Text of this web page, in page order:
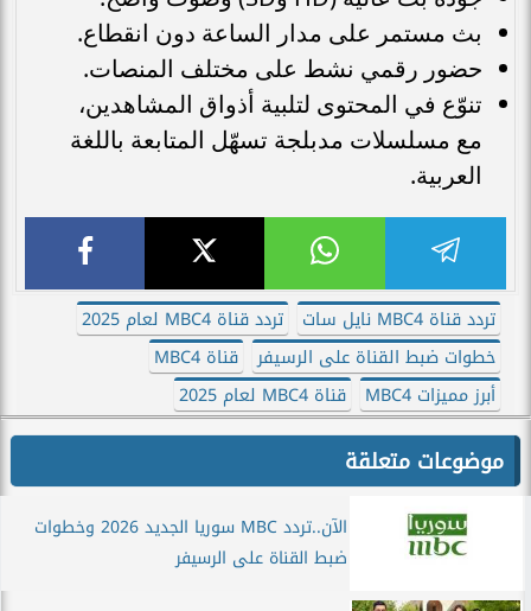
بث مستمر على مدار الساعة دون انقطاع.
حضور رقمي نشط على مختلف المنصات.
تنوّع في المحتوى لتلبية أذواق المشاهدين،
مع مسلسلات مدبلجة تسهّل المتابعة باللغة
العربية.
تردد قناة MBC4 نايل سات
تردد قناة MBC4 لعام 2025
خطوات ضبط القناة على الرسيفر
قناة MBC4
أبرز مميزات MBC4
قناة MBC4 لعام 2025
موضوعات متعلقة
الآن..تردد MBC سوريا الجديد 2026 وخطوات
ضبط القناة على الرسيفر